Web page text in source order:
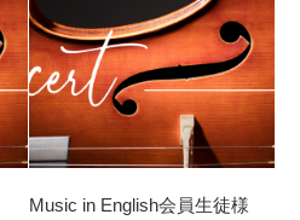
Music in English会員生徒様